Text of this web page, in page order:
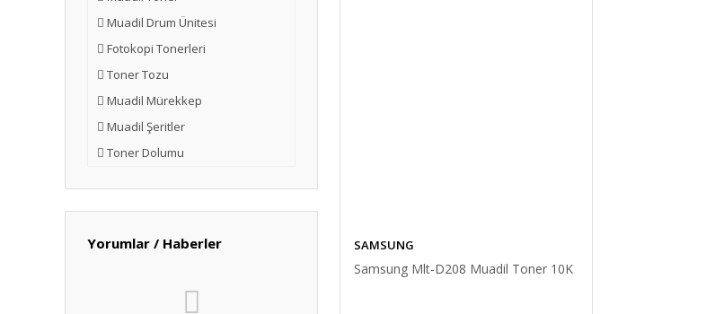
Muadil Drum Ünitesi
Fotokopi Tonerleri
Toner Tozu
Muadil Mürekkep
Muadil Şeritler
Toner Dolumu
Yorumlar / Haberler SAMSUNG
Samsung Mlt-D208 Muadil Toner 10K